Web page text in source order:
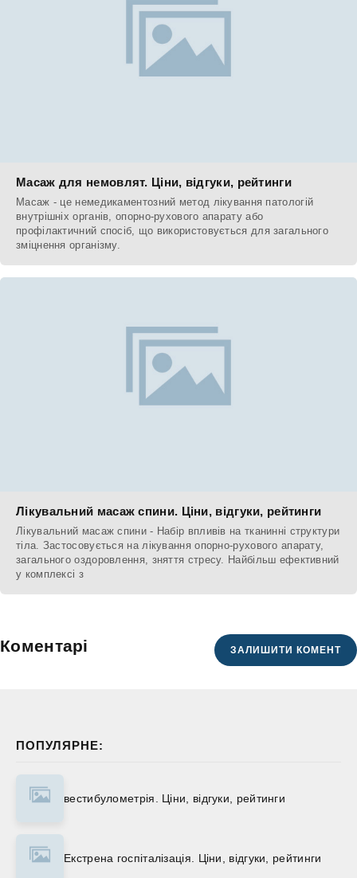
ПОПУЛЯРНЕ:
вестибулометрія. Ціни, відгуки, рейтинги
Екстрена госпіталізація. Ціни, відгуки, рейтинги
Масаж для немовлят. Ціни, відгуки, рейтинги
Масаж - це немедикаментозний метод лікування патологій
внутрішніх органів, опорно-рухового апарату або
профілактичний спосіб, що використовується для загального
зміцнення організму.
Лікувальний масаж спини. Ціни, відгуки, рейтинги
Лікувальний масаж спини - Набір впливів на тканинні структури
тіла. Застосовується на лікування опорно-рухового апарату,
загального оздоровлення, зняття стресу. Найбільш ефективний
у комплексі з
Коментарі ЗАЛИШИТИ КОМЕНТ